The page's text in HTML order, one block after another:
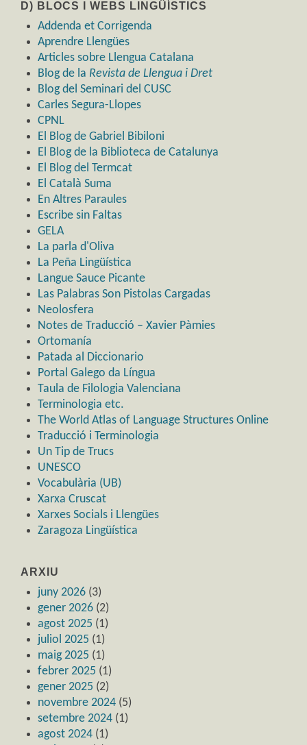
D) BLOCS I WEBS LINGÜÍSTICS
Addenda et Corrigenda
Aprendre Llengües
Articles sobre Llengua Catalana
Blog de la Revista de Llengua i Dret
Blog del Seminari del CUSC
Carles Segura-Llopes
CPNL
El Blog de Gabriel Bibiloni
El Blog de la Biblioteca de Catalunya
El Blog del Termcat
El Català Suma
En Altres Paraules
Escribe sin Faltas
GELA
La parla d'Oliva
La Peña Lingüística
Langue Sauce Picante
Las Palabras Son Pistolas Cargadas
Neolosfera
Notes de Traducció – Xavier Pàmies
Ortomanía
Patada al Diccionario
Portal Galego da Língua
Taula de Filologia Valenciana
Terminologia etc.
The World Atlas of Language Structures Online
Traducció i Terminologia
Un Tip de Trucs
UNESCO
Vocabulària (UB)
Xarxa Cruscat
Xarxes Socials i Llengües
Zaragoza Lingüística
ARXIU
juny 2026 (3)
gener 2026 (2)
agost 2025 (1)
juliol 2025 (1)
maig 2025 (1)
febrer 2025 (1)
gener 2025 (2)
novembre 2024 (5)
setembre 2024 (1)
agost 2024 (1)